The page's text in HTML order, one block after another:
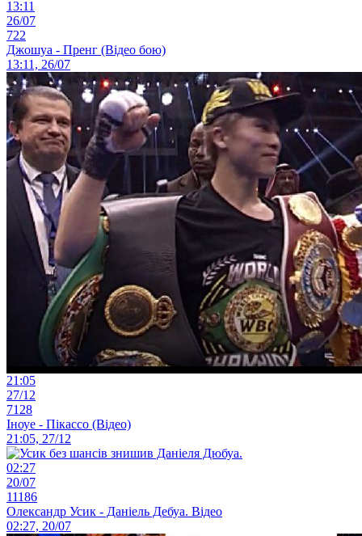
13:11
26/07
722
Джошуа - Пренг (Відео бою)
13:11, 26/07
21:05
27/12
7128
Іноуе - Пікассо (Відео)
21:05, 27/12
02:27
20/07
11186
Олександр Усик - Даніель Дебуа. Відео
02:27, 20/07